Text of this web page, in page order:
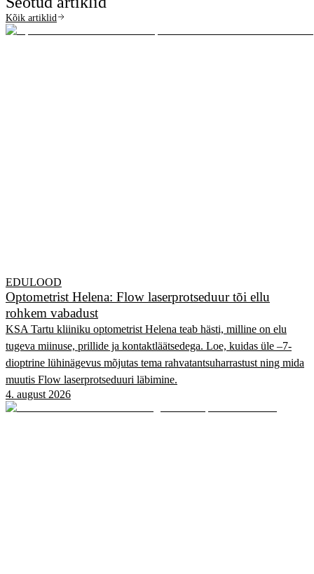
Kõik artiklid
EDULOOD
Optometrist Helena: Flow laserprotseduur tõi ellu
rohkem vabadust
KSA Tartu kliiniku optometrist Helena teab hästi, milline on elu
tugeva miinuse, prillide ja kontaktläätsedega. Loe, kuidas üle –7-
dioptrine lühinägevus mõjutas tema rahvatantsuharrastust ning mida
muutis Flow laserprotseduuri läbimine.
4. august 2026